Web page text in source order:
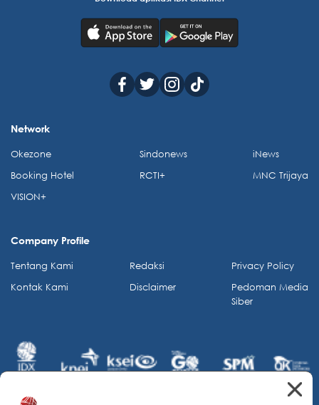
Network
Okezone
Booking Hotel
VISION+
Sindonews
RCTI+
iNews
MNC Trijaya
Company Profile
Tentang Kami
Kontak Kami
Redaksi
Disclaimer
Privacy Policy
Pedoman Media
Siber